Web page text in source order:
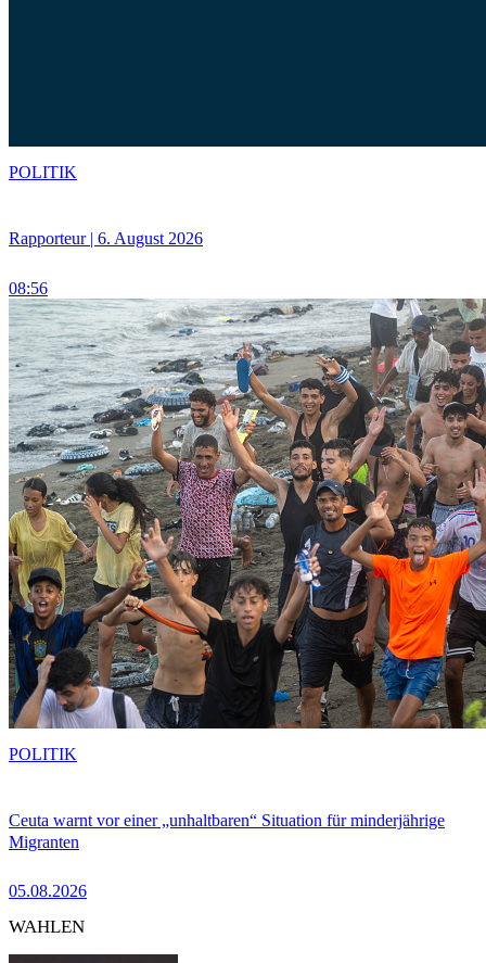
Rapporteur | 6. August 2026
08:56
POLITIK
Ceuta warnt vor einer „unhaltbaren“ Situation für minderjährige
Migranten
05.08.2026
POLITIK
WAHLEN